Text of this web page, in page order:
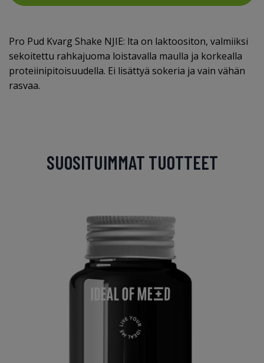
Pro Pud Kvarg Shake NJIE: lta on laktoositon, valmiiksi
sekoitettu rahkajuoma loistavalla maulla ja korkealla
proteiinipitoisuudella. Ei lisättyä sokeria ja vain vähän
rasvaa.
SUOSITUIMMAT TUOTTEET